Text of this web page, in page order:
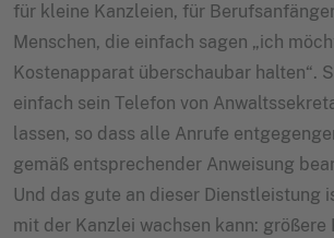
für kleine Kanzleien, für
Menschen, die einfach sagen „ich
Kostenapparat überschaubar halten“.
einfach sein Telefon von
lassen, so dass alle Anrufe
gemäß entsprechender Anweisung
Und das gute an dieser Dienstleistung
mit der Kanzlei wachsen kann: größere